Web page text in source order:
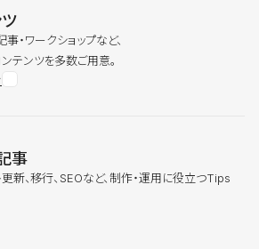
・ワークショップなど、
テンツを多数ご用意。
事
新、移行、SEOなど、制作・運用に役立つTips